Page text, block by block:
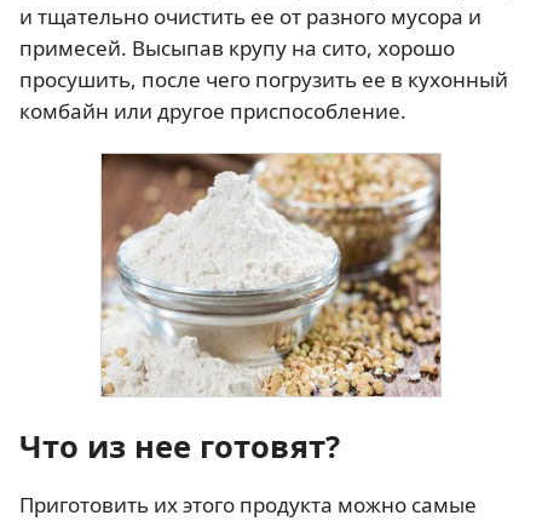
и тщательно очистить ее от разного мусора и
примесей. Высыпав крупу на сито, хорошо
просушить, после чего погрузить ее в кухонный
комбайн или другое приспособление.
Что из нее готовят?
Приготовить их этого продукта можно самые